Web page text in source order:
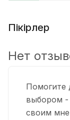
Пікірлер
Помогите
выбором -
своим
Нет